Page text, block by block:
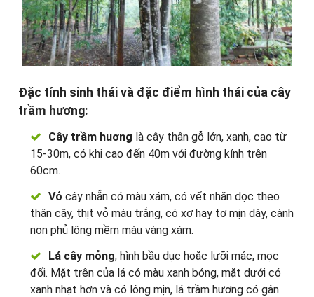
Đặc tính sinh thái và đặc điểm hình thái của cây
trầm hương:
Cây trầm huơng là cây thân gỗ lớn, xanh, cao từ
15-30m, có khi cao đến 40m với đường kính trên
60cm.
Vỏ cây nhẵn có màu xám, có vết nhăn dọc theo
thân cây, thịt vỏ màu trắng, có xơ hay tơ mịn dày, cành
non phủ lông mềm màu vàng xám.
Lá cây mỏng, hình bầu dục hoặc lưỡi mác, mọc
đối. Mặt trên của lá có màu xanh bóng, mặt dưới có
xanh nhạt hơn và có lông mịn, lá trầm hương có gân